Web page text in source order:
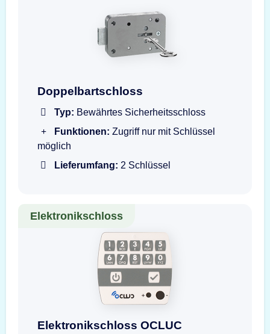
Doppelbartschloss mit Schlüssel
Doppelbartschloss
Typ: Bewährtes Sicherheitsschloss
Funktionen: Zugriff nur mit Schlüssel
möglich
Lieferumfang: 2 Schlüssel
Elektronikschloss
OCLUC Elektronikschloss Eingabeeinheit
Elektronikschloss OCLUC